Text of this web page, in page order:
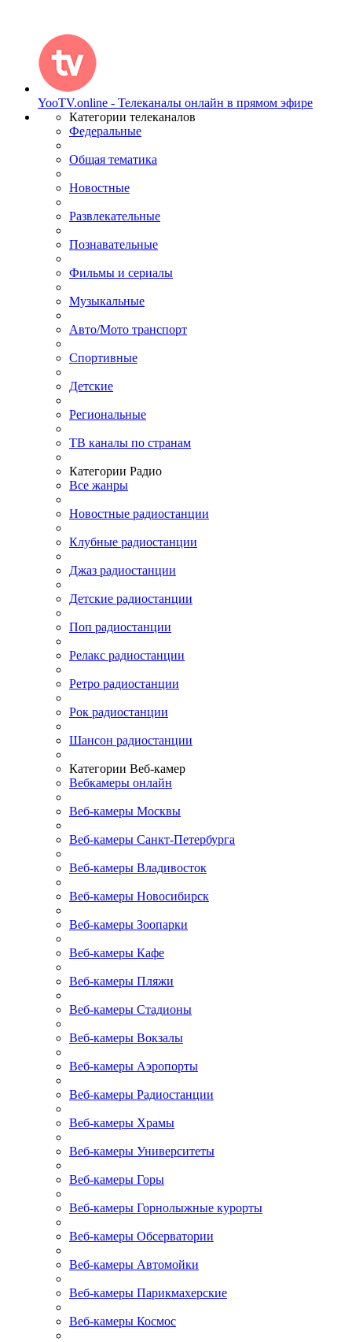
YooTV.online - Телеканалы онлайн в прямом эфире
Категории телеканалов
Федеральные
Общая тематика
Новостные
Развлекательные
Познавательные
Фильмы и сериалы
Музыкальные
Авто/Мото транспорт
Спортивные
Детские
Региональные
ТВ каналы по странам
Категории Радио
Все жанры
Новостные радиостанции
Клубные радиостанции
Джаз радиостанции
Детские радиостанции
Поп радиостанции
Релакс радиостанции
Ретро радиостанции
Рок радиостанции
Шансон радиостанции
Категории Веб-камер
Вебкамеры онлайн
Веб-камеры Москвы
Веб-камеры Санкт-Петербурга
Веб-камеры Владивосток
Веб-камеры Новосибирск
Веб-камеры Зоопарки
Веб-камеры Кафе
Веб-камеры Пляжи
Веб-камеры Стадионы
Веб-камеры Вокзалы
Веб-камеры Аэропорты
Веб-камеры Радиостанции
Веб-камеры Храмы
Веб-камеры Университеты
Веб-камеры Горы
Веб-камеры Горнолыжные курорты
Веб-камеры Обсерватории
Веб-камеры Автомойки
Веб-камеры Парикмахерские
Веб-камеры Космос